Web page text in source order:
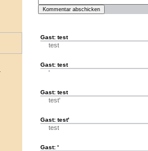
Gast: test
test
Gast: test
'
Gast: test
test'
Gast: test'
test
Gast: '